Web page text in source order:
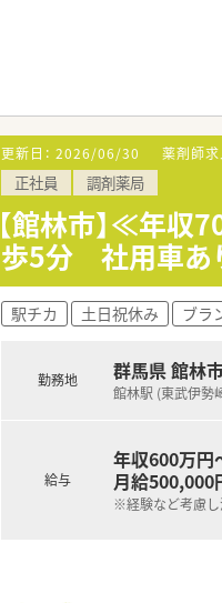
■育児・介護に
◆群馬県を中心
◆患者さんを大
◆地域医療に貢
ける事を目指し
更新日： 2026/06/30 薬剤師求
正社員 調剤薬局
【館林市】≪年
歩5分 社用車あ
駅チカ 土日祝休み ブラ
勤務地 群馬県 館林
館林駅 (東武伊勢
給与
年収600万円
月給500,000
※経験など考慮し